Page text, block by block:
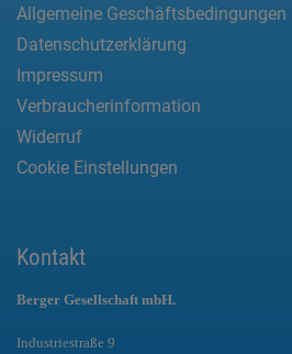
Allgemeine Geschäftsbedingungen
Datenschutzerklärung
Impressum
Verbraucherinformation
Widerruf
Cookie Einstellungen
Kontakt
Berger Gesellschaft mbH.
Industriestraße 9